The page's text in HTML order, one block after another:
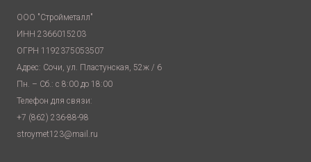
ООО "Стройметалл"
ИНН 2366015203
ОГРН 1192375053507
Адрес: Сочи, ул. Пластунская, 52ж / 6
Пн. – Сб.: с 8:00 до 18:00
Телефон для связи:
+7 (862) 236-88-98
stroymet123@mail.ru